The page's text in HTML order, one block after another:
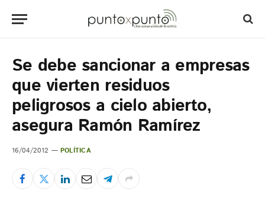
Se debe sancionar a empresas
que vierten residuos
peligrosos a cielo abierto,
asegura Ramón Ramírez
16/04/2012 POLÍTICA